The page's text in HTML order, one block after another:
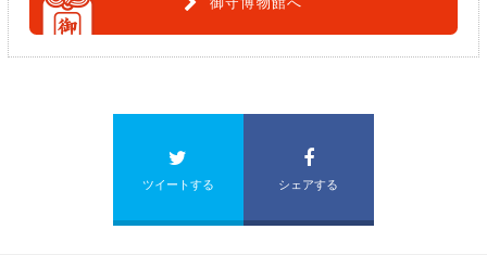
ツイートする シェアする